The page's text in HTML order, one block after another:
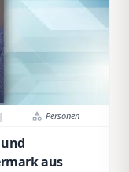
| Personen
aus